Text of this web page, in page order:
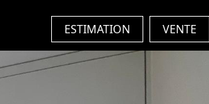
ESTIMATION VENTE